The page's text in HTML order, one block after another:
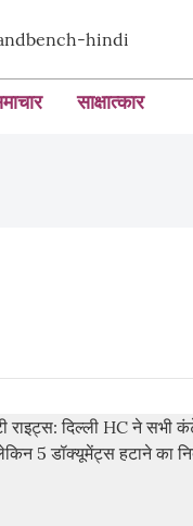
साक्षात्कार